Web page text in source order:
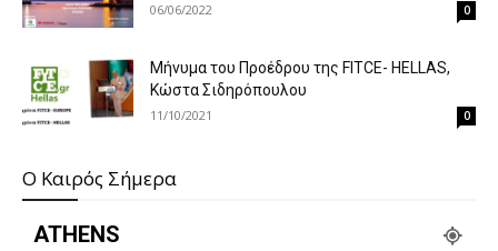
06/06/2022 0
Μήνυμα του Προέδρου της FITCE- HELLAS,
Κώστα Σιδηρόπουλου
11/10/2021 0
O Καιρός Σήμερα
ATHENS